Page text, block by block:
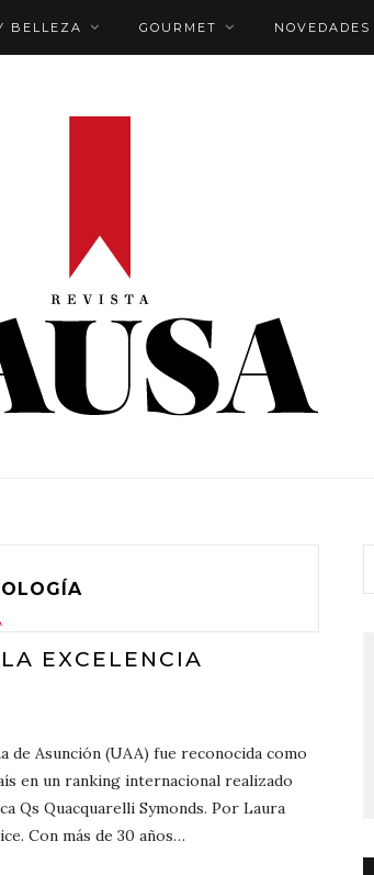
BELLEZA GOURMET NOVEDADES
EXCELENCIA
de Asunción (UAA) fue reconocida como
en un ranking internacional realizado
Qs Quacquarelli Symonds. Por Laura
Con más de 30 años…